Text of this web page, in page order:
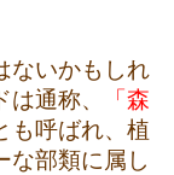
ないかもしれ
通称、
「森
も呼ばれ、植
な部類に属し